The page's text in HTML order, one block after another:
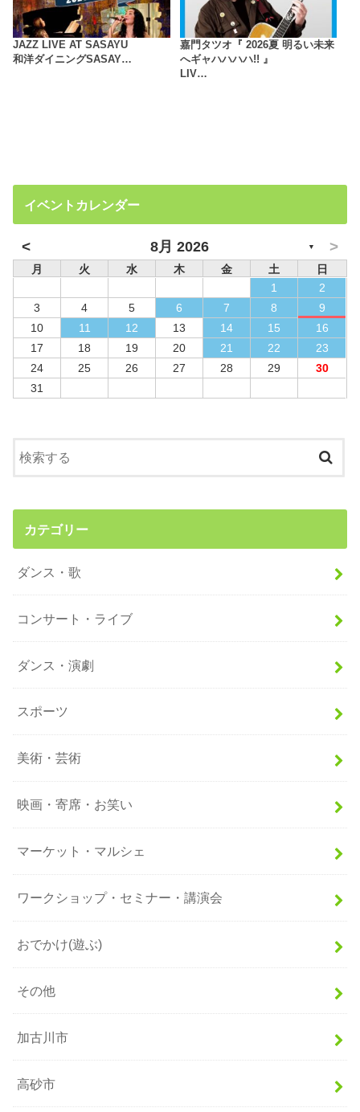
JAZZ LIVE AT SASAYU
和洋ダイニングSASAY…
嘉門タツオ『 2026夏 明るい未来
へギャハハハハ!! 』
LIV…
イベントカレンダー
< 8月 2026 ▼ >
月 火 水 木 金 土
日
1
2
3
4 5 6 7 8
9
10
11 12 13 14 15
16
17
18 19 20 21 22
23
24
25 26 27 28 29
30
31
カテゴリー
ダンス・歌
コンサート・ライブ
ダンス・演劇
スポーツ
美術・芸術
映画・寄席・お笑い
マーケット・マルシェ
ワークショップ・セミナー・講演会
おでかけ(遊ぶ)
その他
加古川市
高砂市